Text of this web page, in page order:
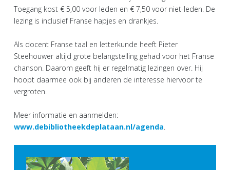
Toegang kost € 5,00 voor leden en € 7,50 voor niet-leden. De
lezing is inclusief Franse hapjes en drankjes.
Als docent Franse taal en letterkunde heeft Pieter
Steehouwer altijd grote belangstelling gehad voor het Franse
chanson. Daarom geeft hij er regelmatig lezingen over. Hij
hoopt daarmee ook bij anderen de interesse hiervoor te
vergroten.
Meer informatie en aanmelden:
www.debibliotheekdeplataan.nl/agenda